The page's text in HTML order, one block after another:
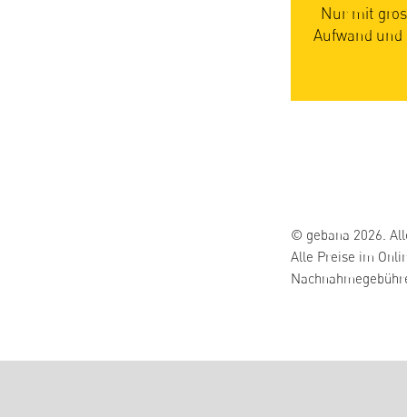
Die Natur
also, bis
© gebana 2026.
Alle Preise im